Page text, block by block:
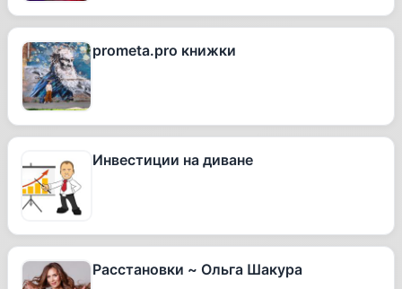
prometa.pro книжки
Инвестиции на диване
Расстановки ~ Ольга Шакура